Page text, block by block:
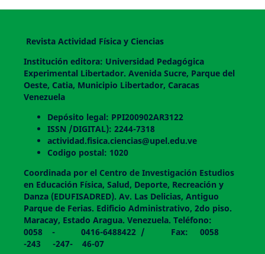
Revista Actividad Física y Ciencias
Institución editora: Universidad Pedagógica
Experimental Libertador. Avenida Sucre, Parque del
Oeste, Catia, Municipio Libertador, Caracas
Venezuela
Depósito legal: PPI200902AR3122
ISSN /DIGITAL): 2244-7318
actividad.fisica.ciencias@upel.edu.ve
Codigo postal: 1020
Coordinada por el Centro de Investigación Estudios
en Educación Física, Salud, Deporte, Recreación y
Danza (EDUFISADRED). Av. Las Delicias, Antiguo
Parque de Ferias. Edificio Administrativo, 2do piso.
Maracay, Estado Aragua. Venezuela. Teléfono:
0058 - 0416-6488422 / Fax: 0058
-243 -247- 46-07